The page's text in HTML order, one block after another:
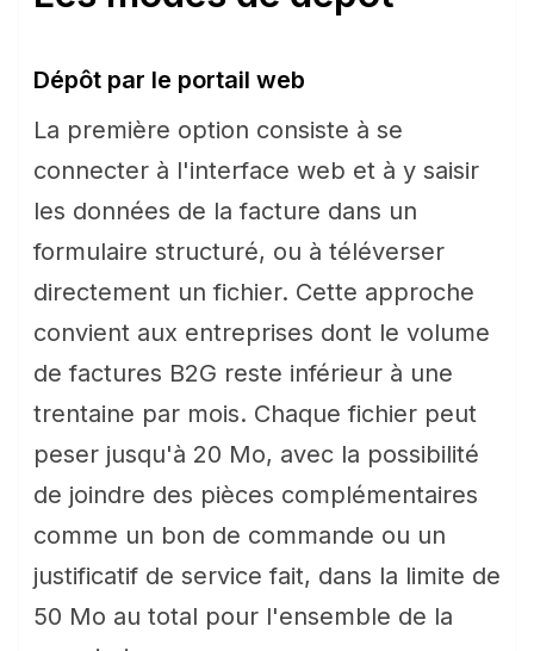
Dépôt par le portail web
La première option consiste à se
connecter à l'interface web et à y saisir
les données de la facture dans un
formulaire structuré, ou à téléverser
directement un fichier. Cette approche
convient aux entreprises dont le volume
de factures B2G reste inférieur à une
trentaine par mois. Chaque fichier peut
peser jusqu'à 20 Mo, avec la possibilité
de joindre des pièces complémentaires
comme un bon de commande ou un
justificatif de service fait, dans la limite de
50 Mo au total pour l'ensemble de la